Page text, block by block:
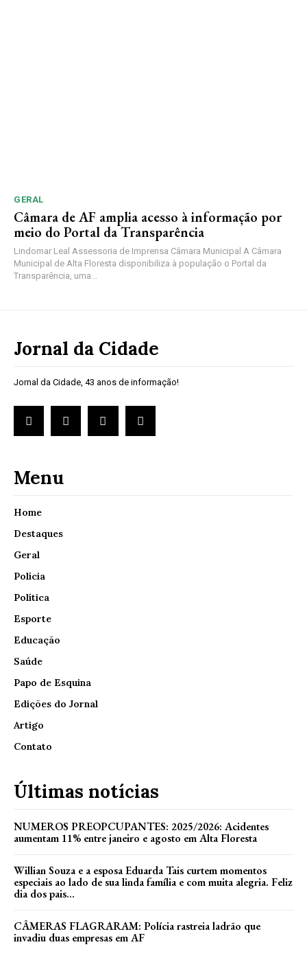
GERAL
Câmara de AF amplia acesso à informação por
meio do Portal da Transparência
Lindomar Leal Assessoria de Imprensa Câmara Municipal A Câmara
Municipal de Alta Floresta disponibiliza à população o Portal da
Transparência, uma...
Jornal da Cidade
Jornal da Cidade, 43 anos de informação!
Menu
Home
Destaques
Geral
Polícia
Política
Esporte
Educação
Saúde
Papo de Esquina
Edições do Jornal
Artigo
Contato
Últimas notícias
NUMEROS PREOPCUPANTES: 2025/2026: Acidentes
aumentam 11% entre janeiro e agosto em Alta Floresta
Willian Souza e a esposa Eduarda Tais curtem momentos
especiais ao lado de sua linda família e com muita alegria. Feliz
dia dos pais...
CÂMERAS FLAGRARAM: Polícia rastreia ladrão que
invadiu duas empresas em AF